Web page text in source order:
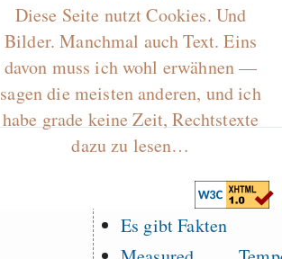
Diese Seite nutzt Cookies. Und
Bilder. Manchmal auch Text. Eins
davon muss ich wohl erwähnen —
sagen die meisten anderen, und ich
habe grade keine Zeit, Rechtstexte
dazu zu lesen…
Alltag in
Klimaneutralen Welt
Nebelfest -
Rissen
Curb impacts
EU sovereignty
Es gibt Fakten